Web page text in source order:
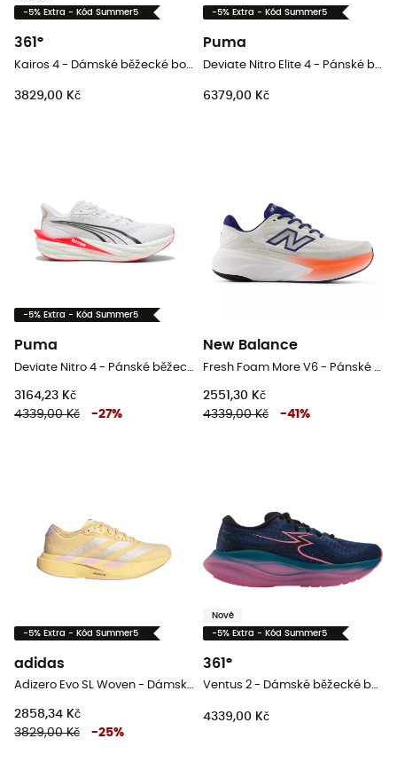
-5% Extra - Kód Summer5
361°
3829,00 Kč
-5% Extra - Kód Summer5
Puma
6379,00 Kč
-5% Extra - Kód Summer5
Puma
3164,23 Kč
4339,00 Kč
-27%
New Balance
2551,30 Kč
4339,00 Kč
-41 %
-5% Extra - Kód Summer5
adidas
Adizero Evo SL Woven - Dámské běžecké boty
2858,34 Kč
3829,00 Kč
-25%
Nové
-5% Extra - Kód Summer5
361°
Ventus 2 - Dámské běžecké boty
4339,00 Kč